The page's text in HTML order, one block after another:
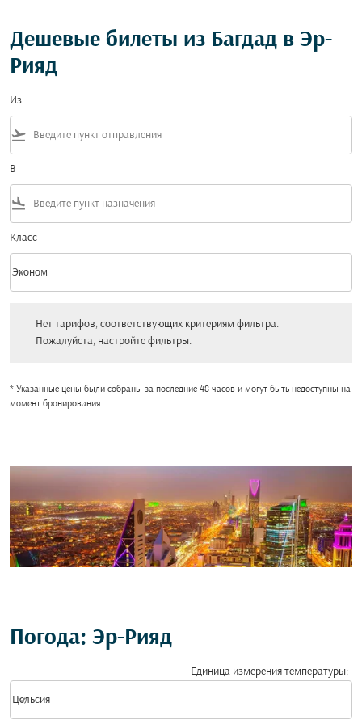
Дешевые билеты из Багдад в Эр-
Рияд
Из
flight_takeoff
В
flight_land
Класс
Класс option Эконом Selected
Эконом
keyboard_arrow_down
Нет тарифов, соответствующих критериям фильтра.
Пожалуйста, настройте фильтры.
* Указанные цены были собраны за последние 48 часов и могут быть недоступны на
момент бронирования.
Погода: Эр-Рияд
Единица измерения температуры:
Цельсия
keyboard_arrow_down